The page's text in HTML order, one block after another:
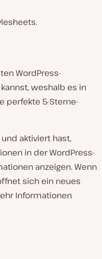
WordPress-
weshalb es in
perfekte 5-Sterne-
aktiviert hast,
in der WordPress-
anzeigen. Wenn
sich ein neues
Informationen